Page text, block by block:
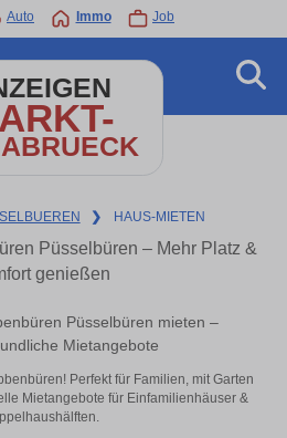
Auto Immo Job
❯ HAUS-MIETEN
Püsselbüren – Mehr Platz &
genießen
Püsselbüren mieten –
Mietangebote
Perfekt für Familien, mit Garten
Mietangebote für Einfamilienhäuser &